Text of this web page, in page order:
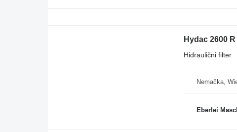
Hydac 2600
Hidraulični filter
Nemačka,
Eberlei